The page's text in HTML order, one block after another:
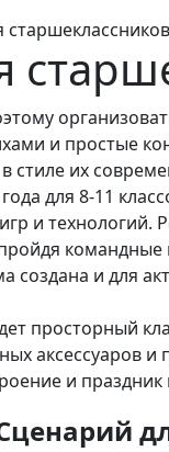
и простые
их
для 8-11
и технологий.
создана и для
просторный
аксессуаров
и праздник